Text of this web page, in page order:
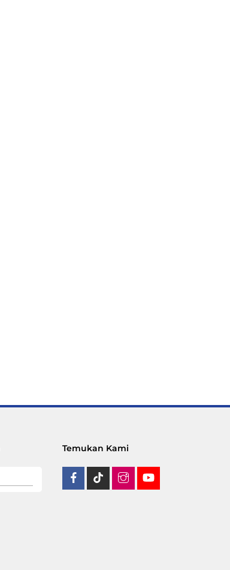
Temukan Kami